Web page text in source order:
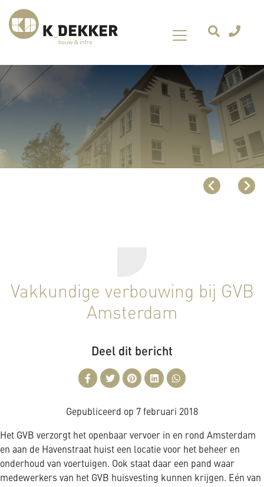
Vakkundige verbouwing bij GVB
Amsterdam
Deel dit bericht
Gepubliceerd op 7 februari 2018
Het GVB verzorgt het openbaar vervoer in en rond Amsterdam
en aan de Havenstraat huist een locatie voor het beheer en
onderhoud van voertuigen. Ook staat daar een pand waar
medewerkers van het GVB huisvesting kunnen krijgen. Eén van